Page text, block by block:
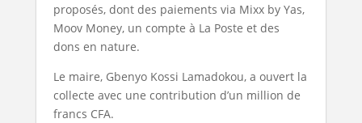
proposés, dont des paiements via Mixx by Yas,
Moov Money, un compte à La Poste et des
dons en nature.
Le maire, Gbenyo Kossi Lamadokou, a ouvert la
collecte avec une contribution d’un million de
francs CFA.